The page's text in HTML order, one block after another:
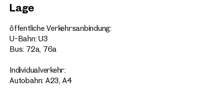
Lage
öffentliche Verkehrsanbindung:
U-Bahn: U3
Bus: 72a, 76a
Individualverkehr:
Autobahn: A23, A4